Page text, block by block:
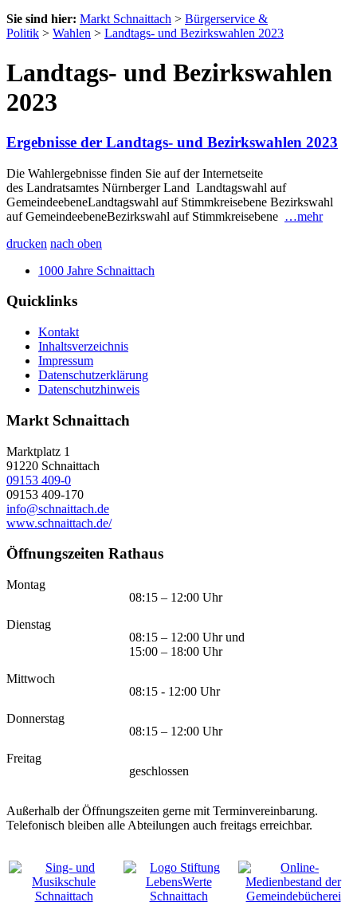
Sie sind hier: Markt Schnaittach > Bürgerservice &
Politik > Wahlen > Landtags- und Bezirkswahlen 2023
Landtags- und Bezirkswahlen
2023
Ergebnisse der Landtags- und Bezirkswahlen 2023
Die Wahlergebnisse finden Sie auf der Internetseite
des Landratsamtes Nürnberger Land Landtagswahl auf
GemeindeebeneLandtagswahl auf Stimmkreisebene Bezirkswahl
auf GemeindeebeneBezirkswahl auf Stimmkreisebene …mehr
drucken nach oben
1000 Jahre Schnaittach
Quicklinks
Kontakt
Inhaltsverzeichnis
Impressum
Datenschutzerklärung
Datenschutzhinweis
Markt Schnaittach
Marktplatz 1
91220 Schnaittach
09153 409-0
09153 409-170
info@schnaittach.de
www.schnaittach.de/
Öffnungszeiten Rathaus
Montag
08:15 – 12:00 Uhr
Dienstag
08:15 – 12:00 Uhr und
15:00 – 18:00 Uhr
Mittwoch
08:15 - 12:00 Uhr
Donnerstag
08:15 – 12:00 Uhr
Freitag
geschlossen
Außerhalb der Öffnungszeiten gerne mit Terminvereinbarung.
Telefonisch bleiben alle Abteilungen auch freitags erreichbar.